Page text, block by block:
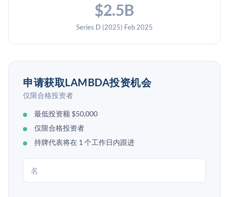
$2.5B
Series D (2025) Feb 2025
申请获取LAMBDA投资机会
仅限合格投资者
最低投资额 $50,000
仅限合格投资者
持牌代表将在 1 个工作日内跟进